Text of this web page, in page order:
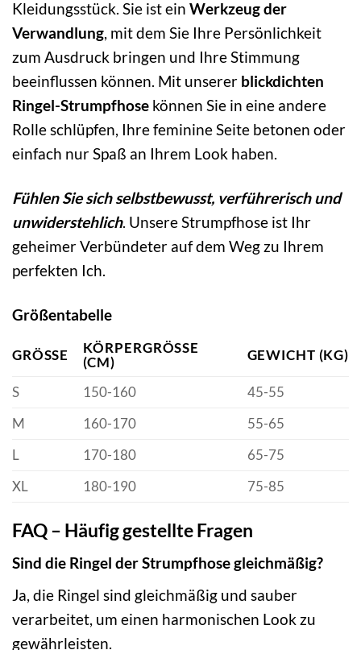
Kleidungsstück. Sie ist ein Werkzeug der
Verwandlung, mit dem Sie Ihre Persönlichkeit
zum Ausdruck bringen und Ihre Stimmung
beeinflussen können. Mit unserer blickdichten
Ringel-Strumpfhose können Sie in eine andere
Rolle schlüpfen, Ihre feminine Seite betonen oder
einfach nur Spaß an Ihrem Look haben.
Fühlen Sie sich selbstbewusst, verführerisch und
unwiderstehlich. Unsere Strumpfhose ist Ihr
geheimer Verbündeter auf dem Weg zu Ihrem
perfekten Ich.
Größentabelle
GRÖSSE
KÖRPERGRÖSSE (
CM)
GEWICHT (KG)
S 150-160
45-55
M
160-170
55-65
L
170-180
65-75
XL
180-190 75-85
FAQ – Häufig gestellte Fragen
Sind die Ringel der Strumpfhose gleichmäßig?
Ja, die Ringel sind gleichmäßig und sauber
verarbeitet, um einen harmonischen Look zu
gewährleisten.